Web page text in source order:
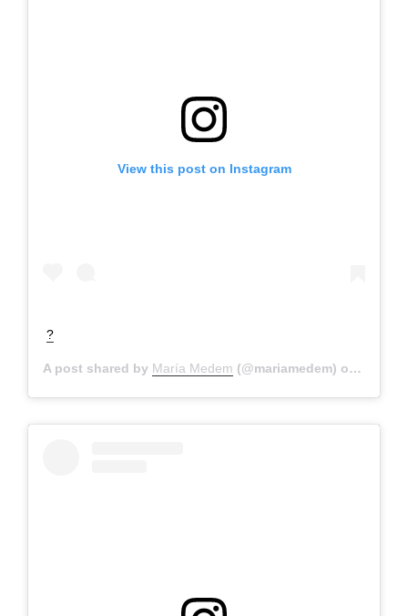
View this post on Instagram
?
A post shared by María Medem (@mariamedem) on